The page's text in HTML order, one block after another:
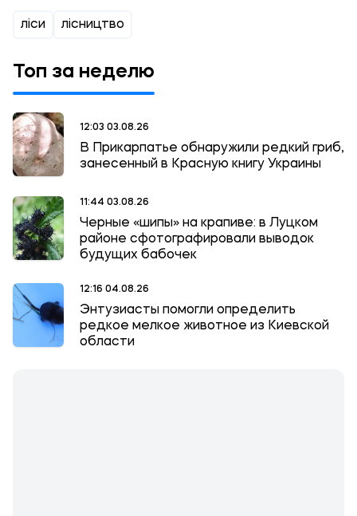
ліси лісництво
Топ за неделю
12:03 03.08.26
В Прикарпатье обнаружили редкий гриб,
занесенный в Красную книгу Украины
11:44 03.08.26
Черные «шипы» на крапиве: в Луцком
районе сфотографировали выводок
будущих бабочек
12:16 04.08.26
Энтузиасты помогли определить
редкое мелкое животное из Киевской
области